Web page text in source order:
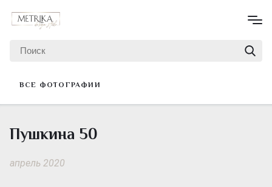
ВСЕ ФОТОГРАФИИ
Пушкина 50
апрель 2020